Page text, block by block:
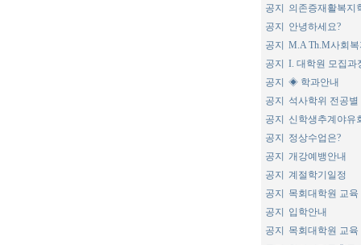
공지
의존증재활복지
공지
안녕하세요?
공지
M.A Th.M사회
공지
I. 대학원 모집과
공지
◈ 학과안내
공지
석사학위 전공
공지
신학생추계야유
공지
정상수업은?
공지
개강예뱅안내
공지
계절학기일정
공지
목회대학원 교육
공지
입학안내
공지
목회대학원 교육